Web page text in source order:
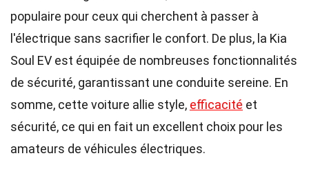
populaire pour ceux qui cherchent à passer à
l'électrique sans sacrifier le confort. De plus, la Kia
Soul EV est équipée de nombreuses fonctionnalités
de sécurité, garantissant une conduite sereine. En
somme, cette voiture allie style, efficacité et
sécurité, ce qui en fait un excellent choix pour les
amateurs de véhicules électriques.